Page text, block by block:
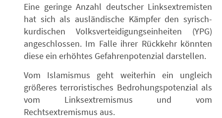
Eine geringe Anzahl deutscher Linksextremisten
hat sich als ausländische Kämpfer den syrisch-
kurdischen Volksverteidigungseinheiten (YPG)
angeschlossen. Im Falle ihrer Rückkehr könnten
diese ein erhöhtes Gefahrenpotenzial darstellen.
Vom Islamismus geht weiterhin ein ungleich
größeres terroristisches Bedrohungspotenzial als
vom Linksextremismus und vom
Rechtsextremismus aus.